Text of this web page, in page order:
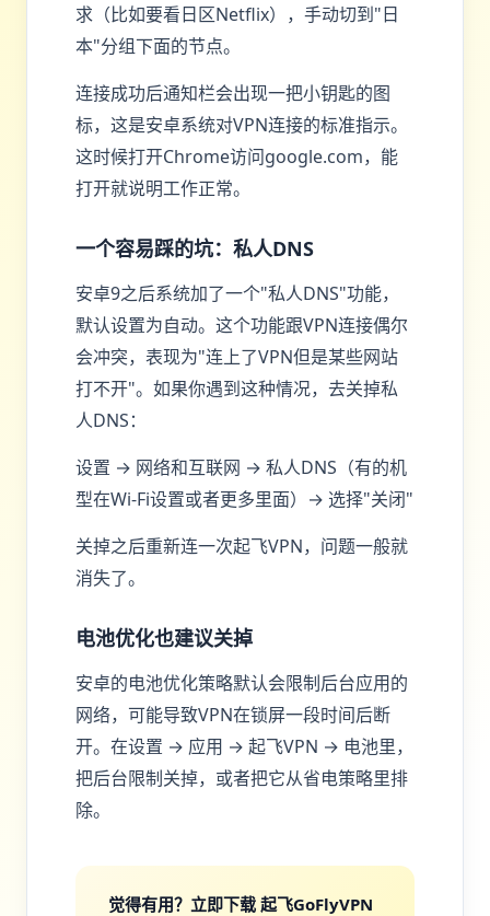
求（比如要看日区Netflix），手动切到"日
本"分组下面的节点。
连接成功后通知栏会出现一把小钥匙的图
标，这是安卓系统对VPN连接的标准指示。
这时候打开Chrome访问google.com，能
打开就说明工作正常。
一个容易踩的坑：私人DNS
安卓9之后系统加了一个"私人DNS"功能，
默认设置为自动。这个功能跟VPN连接偶尔
会冲突，表现为"连上了VPN但是某些网站
打不开"。如果你遇到这种情况，去关掉私
人DNS：
设置 → 网络和互联网 → 私人DNS（有的机
型在Wi-Fi设置或者更多里面）→ 选择"关闭"
关掉之后重新连一次起飞VPN，问题一般就
消失了。
电池优化也建议关掉
安卓的电池优化策略默认会限制后台应用的
网络，可能导致VPN在锁屏一段时间后断
开。在设置 → 应用 → 起飞VPN → 电池里，
把后台限制关掉，或者把它从省电策略里排
除。
觉得有用？立即下载 起飞GoFlyVPN